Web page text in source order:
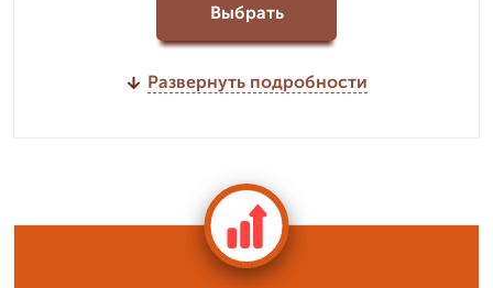
Выбрать
Развернуть подробности